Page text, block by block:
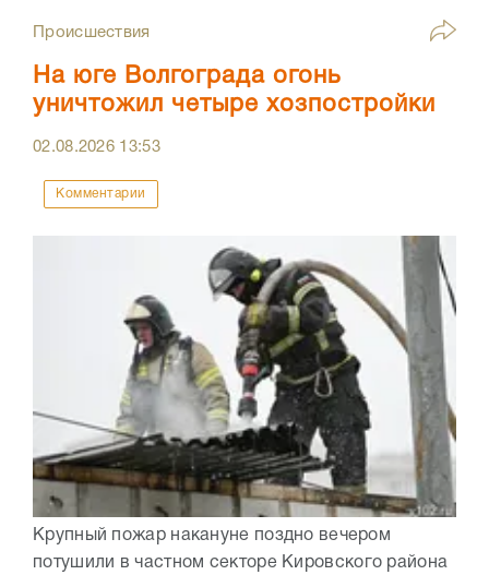
Происшествия
На юге Волгограда огонь
уничтожил четыре хозпостройки
02.08.2026 13:53
Комментарии
Крупный пожар накануне поздно вечером
потушили в частном секторе Кировского района